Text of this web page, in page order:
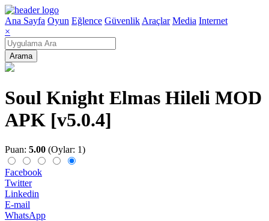
Ana Sayfa Oyun Eğlence Güvenlik Araçlar Media Internet
×
Arama
Soul Knight Elmas Hileli MOD
APK [v5.0.4]
Puan: 5.00 (Oylar: 1)
Facebook
Twitter
Linkedin
E-mail
WhatsApp